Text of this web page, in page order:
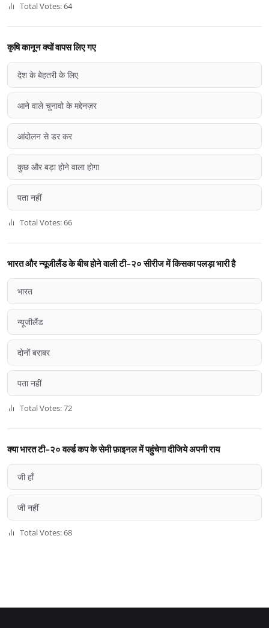
Total Votes: 64
कृषि कानून क्यों वापस लिए गए
देश के बेहतरी के लिए
आने वाले चुनावो के मद्देनज़र
आंदोलन से डर कर
कुछ और बड़ा होने वाला होगा
पता नहीं
Total Votes: 66
भारत और न्यूजीलैंड के बीच होने वाली टी-२० सीरीज में किसका पलड़ा भारी है
भारत
न्यूजीलैंड
दोनों बराबर
पता नहीं
Total Votes: 72
क्या भारत टी-२० वर्ल्ड कप के सेमी फ़ाइनल में पहुंचेगा दीजिये अपनी राय
जी हाँ
जी नहीं
Total Votes: 68